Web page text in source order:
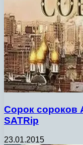
Сорок сороков
SATRip
23.01.2015